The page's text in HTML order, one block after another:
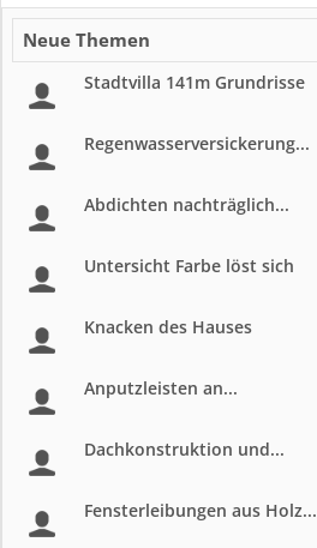
Neue Themen
Stadtvilla 141m Grundrisse
Regenwasserversickerung...
Abdichten nachträglich...
Untersicht Farbe löst sich
Knacken des Hauses
Anputzleisten an...
Dachkonstruktion und...
Fensterleibungen aus Holz...